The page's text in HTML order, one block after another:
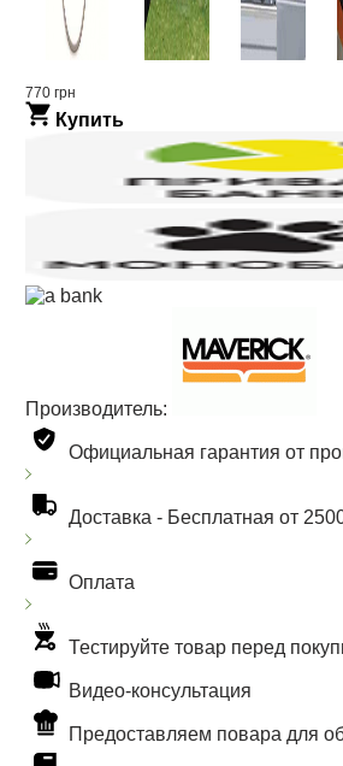
770 грн
Купить
Производитель:
Официальная гарантия от
Доставка - Бесплатная от
Оплата
Тестируйте товар перед
Видео-консультация
Предоставляем повара для